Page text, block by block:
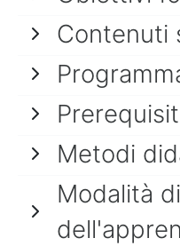
Contenuti
Metodi
Modalità